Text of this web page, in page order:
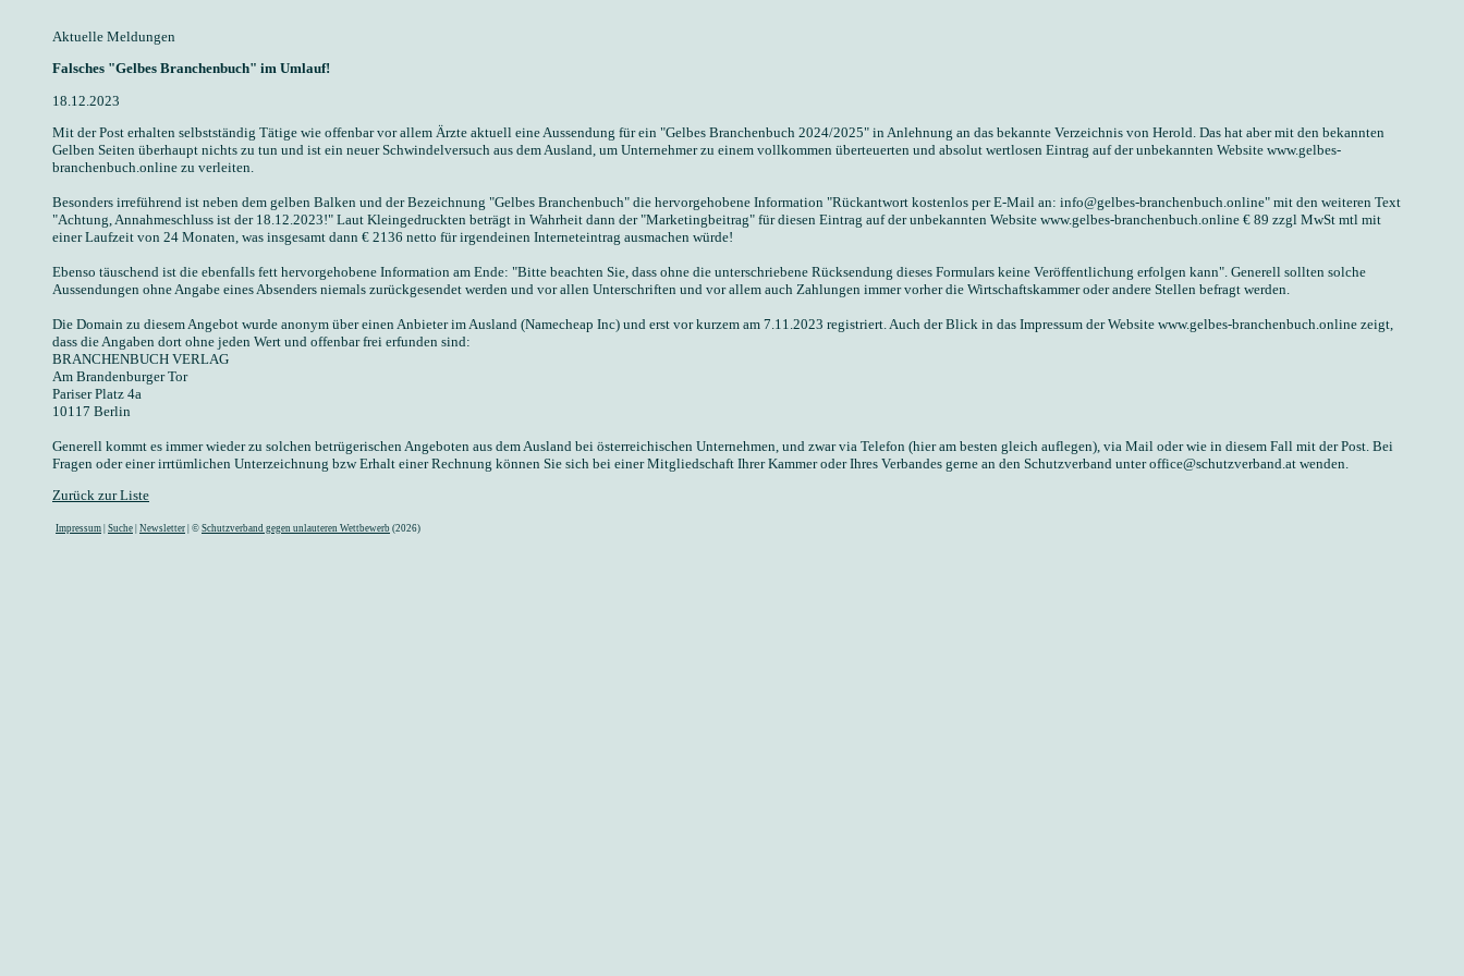
Aktuelle Meldungen
Falsches "Gelbes Branchenbuch" im Umlauf!
18.12.2023
Mit der Post erhalten selbstständig Tätige wie offenbar vor allem Ärzte aktuell eine Aussendung für ein "Gelbes Branchenbuch 2024/2025" in Anlehnung an das bekannte Verzeichnis von Herold. Das hat aber mit den bekannten
Gelben Seiten überhaupt nichts zu tun und ist ein neuer Schwindelversuch aus dem Ausland, um Unternehmer zu einem vollkommen überteuerten und absolut wertlosen Eintrag auf der unbekannten Website www.gelbes-
branchenbuch.online zu verleiten.
Besonders irreführend ist neben dem gelben Balken und der Bezeichnung "Gelbes Branchenbuch" die hervorgehobene Information "Rückantwort kostenlos per E-Mail an: info@gelbes-branchenbuch.online" mit den weiteren Text
"Achtung, Annahmeschluss ist der 18.12.2023!" Laut Kleingedruckten beträgt in Wahrheit dann der "Marketingbeitrag" für diesen Eintrag auf der unbekannten Website www.gelbes-branchenbuch.online € 89 zzgl MwSt mtl mit
einer Laufzeit von 24 Monaten, was insgesamt dann € 2136 netto für irgendeinen Interneteintrag ausmachen würde!
Ebenso täuschend ist die ebenfalls fett hervorgehobene Information am Ende: "Bitte beachten Sie, dass ohne die unterschriebene Rücksendung dieses Formulars keine Veröffentlichung erfolgen kann". Generell sollten solche
Aussendungen ohne Angabe eines Absenders niemals zurückgesendet werden und vor allen Unterschriften und vor allem auch Zahlungen immer vorher die Wirtschaftskammer oder andere Stellen befragt werden.
Die Domain zu diesem Angebot wurde anonym über einen Anbieter im Ausland (Namecheap Inc) und erst vor kurzem am 7.11.2023 registriert. Auch der Blick in das Impressum der Website www.gelbes-branchenbuch.online zeigt,
dass die Angaben dort ohne jeden Wert und offenbar frei erfunden sind:
BRANCHENBUCH VERLAG
Am Brandenburger Tor
Pariser Platz 4a
10117 Berlin
Generell kommt es immer wieder zu solchen betrügerischen Angeboten aus dem Ausland bei österreichischen Unternehmen, und zwar via Telefon (hier am besten gleich auflegen), via Mail oder wie in diesem Fall mit der Post. Bei
Fragen oder einer irrtümlichen Unterzeichnung bzw Erhalt einer Rechnung können Sie sich bei einer Mitgliedschaft Ihrer Kammer oder Ihres Verbandes gerne an den Schutzverband unter office@schutzverband.at wenden.
Zurück zur Liste
Impressum Suche Newsletter | © Schutzverband gegen unlauteren Wettbewerb (2026)